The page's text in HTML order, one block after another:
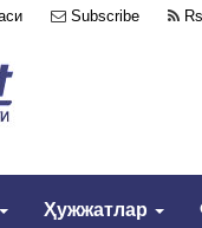
Subscribe
Ҳужжатлар